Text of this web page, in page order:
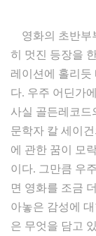
영화의 초반부
히 멋진 등장을
레이션에 홀리듯
다. 우주 어딘가
사실 골든레코드
문학자 칼 세이
에 관한 꿈이 모
이다. 그만큼 우
면 영화를 조금
아놓은 감성에
은 무엇을 담고